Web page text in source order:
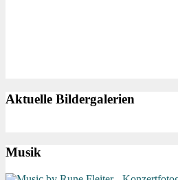
Aktuelle Bildergalerien
Musik